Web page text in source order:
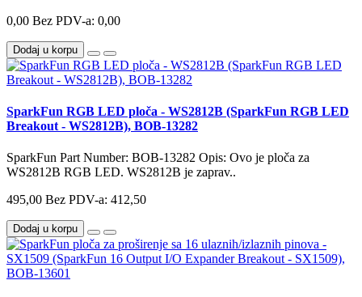
0,00 Bez PDV-a: 0,00
Dodaj u korpu
SparkFun RGB LED ploča - WS2812B (SparkFun RGB LED
Breakout - WS2812B), BOB-13282
SparkFun Part Number: BOB-13282 Opis: Ovo je ploča za
WS2812B RGB LED. WS2812B je zaprav..
495,00 Bez PDV-a: 412,50
Dodaj u korpu